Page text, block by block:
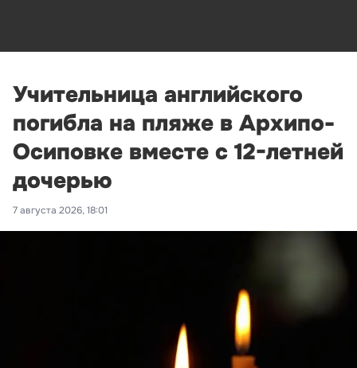
Учительница английского
погибла на пляже в Архипо-
Осиповке вместе с 12-летней
дочерью
7 августа 2026, 18:01